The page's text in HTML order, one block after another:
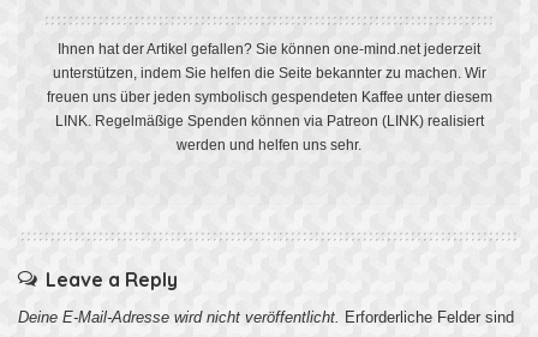
Ihnen hat der Artikel gefallen? Sie können one-mind.net jederzeit
unterstützen, indem Sie helfen die Seite bekannter zu machen. Wir
freuen uns über jeden symbolisch gespendeten Kaffee unter diesem
LINK. Regelmäßige Spenden können via Patreon (LINK)realisiert
werden und helfen uns sehr.
Leave a Reply
Deine E-Mail-Adresse wird nicht veröffentlicht. Erforderliche Felder sind